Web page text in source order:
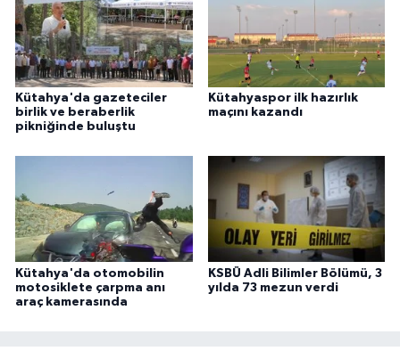
Kütahya'da gazeteciler
birlik ve beraberlik
pikniğinde buluştu
Kütahyaspor ilk hazırlık
maçını kazandı
Kütahya'da otomobilin
motosiklete çarpma anı
araç kamerasında
KSBÜ Adli Bilimler Bölümü, 3
yılda 73 mezun verdi